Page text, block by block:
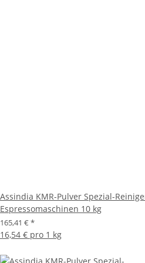
Assindia KMR-Pulver Spezial-
Espressomaschinen 10 kg
165,41 € *
16,54 € pro 1 kg